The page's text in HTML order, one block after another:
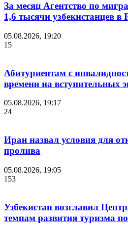
За месяц Агентство по
1,6 тысячи узбекистанцев в
05.08.2026, 19:20
15
Абитуриентам с
времени на вступительных
05.08.2026, 19:17
24
Иран назвал условия для
пролива
05.08.2026, 19:05
153
Узбекистан возглавил
темпам развития туризма